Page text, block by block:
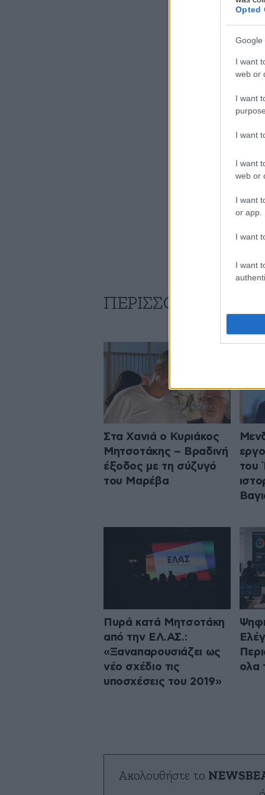
Opted
Google
I want
web or
I want
I want
I want
web or
I want
or app.
I want
I want
ΠΕΡΙΣΣΟΤΕΡΑ ΑΠΟ
Στα Χανιά ο Κυριάκος
Μητσοτάκης – Βραδινή
έξοδος με τη σύζυγό
του Μαρέβα
του
Πυρά κατά Μητσοτάκη
από την ΕΛ.ΑΣ.:
«Ξαναπαρουσιάζει ως
νέο σχέδιο τις
υποσχέσεις του 2019»
ολα
Ακολουθήστε το